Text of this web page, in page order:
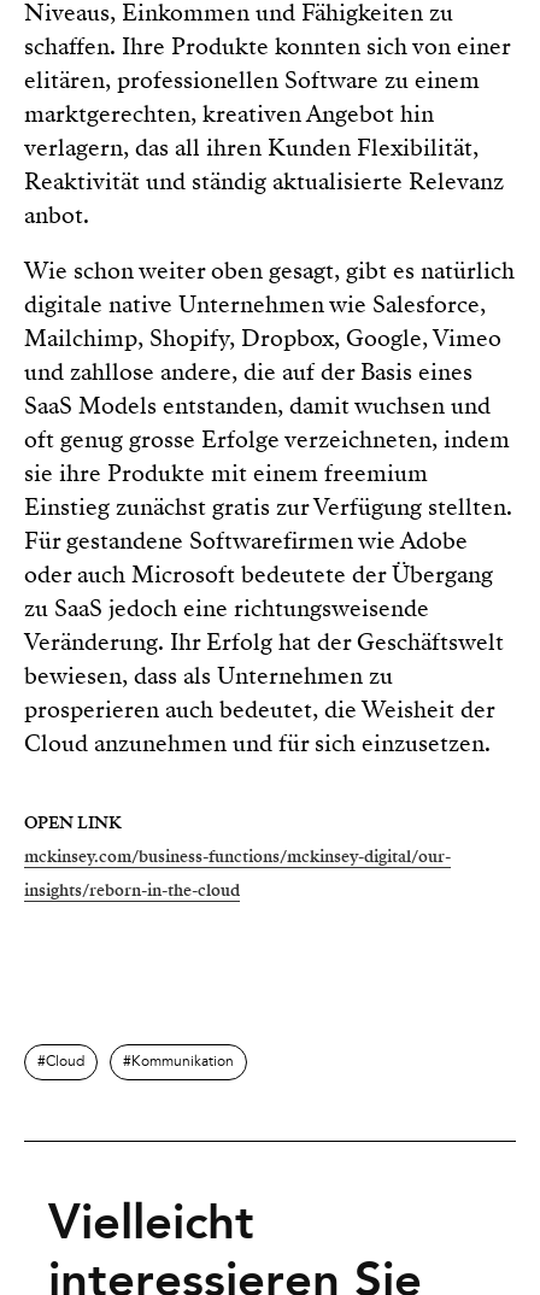
Niveaus, Einkommen und Fähigkeiten zu
schaffen. Ihre Produkte konnten sich von einer
elitären, professionellen Software zu einem
marktgerechten, kreativen Angebot hin
verlagern, das all ihren Kunden Flexibilität,
Reaktivität und ständig aktualisierte Relevanz
anbot.
Wie schon weiter oben gesagt, gibt es natürlich
digitale native Unternehmen wie Salesforce,
Mailchimp, Shopify, Dropbox, Google, Vimeo
und zahllose andere, die auf der Basis eines
SaaS Models entstanden, damit wuchsen und
oft genug grosse Erfolge verzeichneten, indem
sie ihre Produkte mit einem freemium
Einstieg zunächst gratis zur Verfügung stellten.
Für gestandene Softwarefirmen wie Adobe
oder auch Microsoft bedeutete der Übergang
zu SaaS jedoch eine richtungsweisende
Veränderung. Ihr Erfolg hat der Geschäftswelt
bewiesen, dass als Unternehmen zu
prosperieren auch bedeutet, die Weisheit der
Cloud anzunehmen und für sich einzusetzen.
OPEN LINK
mckinsey.com/business-functions/mckinsey-digital/our-
insights/reborn-in-the-cloud
Cloud Kommunikation
Vielleicht
interessieren Sie